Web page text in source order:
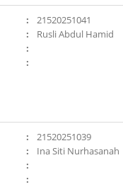
:
21520251041
:
Rusli Abdul Hamid
:
:
:
21520251039
:
Ina Siti Nurhasanah
:
: